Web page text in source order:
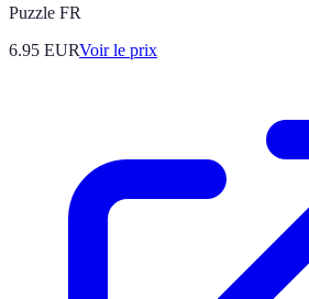
Puzzle FR
6.95 EURVoir le prix